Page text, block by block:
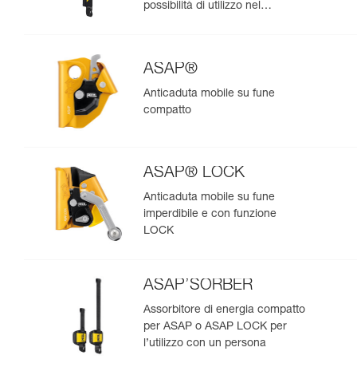
possibilità di utilizzo nel
ASAP®
Anticaduta mobile su fune
compatto
ASAP® LOCK
Anticaduta mobile su fune
imperdibile e con funzione
LOCK
ASAP’SORBER
Assorbitore di energia compatto
per ASAP o ASAP LOCK per
l’utilizzo con un persona